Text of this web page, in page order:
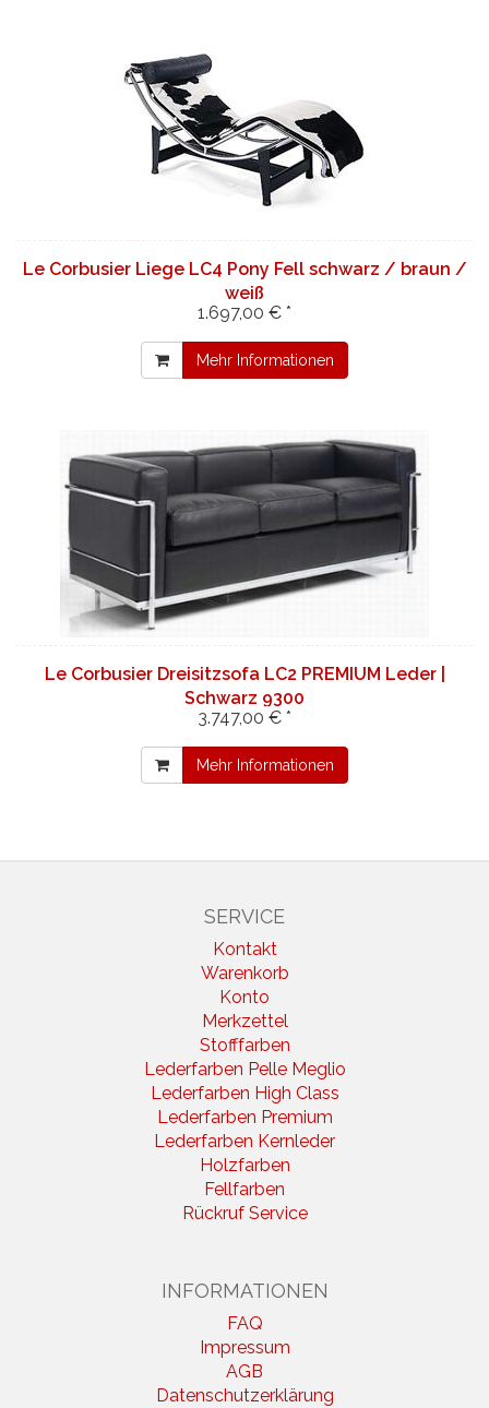
Le Corbusier Liege LC4 Pony Fell schwarz / braun /
weiß
1.697,00 € *
Mehr Informationen
Le Corbusier Dreisitzsofa LC2 PREMIUM Leder |
Schwarz 9300
3.747,00 € *
Mehr Informationen
SERVICE
Kontakt
Warenkorb
Konto
Merkzettel
Stofffarben
Lederfarben Pelle Meglio
Lederfarben High Class
Lederfarben Premium
Lederfarben Kernleder
Holzfarben
Fellfarben
Rückruf Service
INFORMATIONEN
FAQ
Impressum
AGB
Datenschutzerklärung